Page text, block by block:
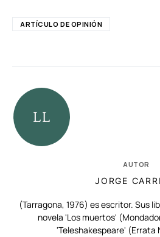
ARTÍCULO DE OPINIÓN
AUTOR
JORGE
(Tarragona, 1976) es escritor. Sus
novela 'Los muertos'
'Teleshakespeare' (Errata